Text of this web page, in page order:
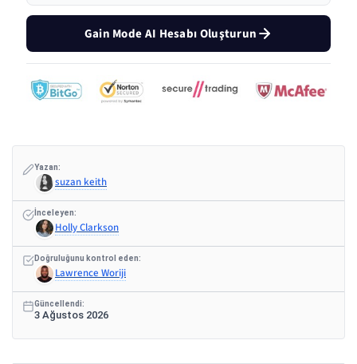
Gain Mode AI Hesabı Oluşturun
Yazan:
suzan keith
İnceleyen:
Holly Clarkson
Doğruluğunu kontrol eden:
Lawrence Woriji
Güncellendi:
3 Ağustos 2026